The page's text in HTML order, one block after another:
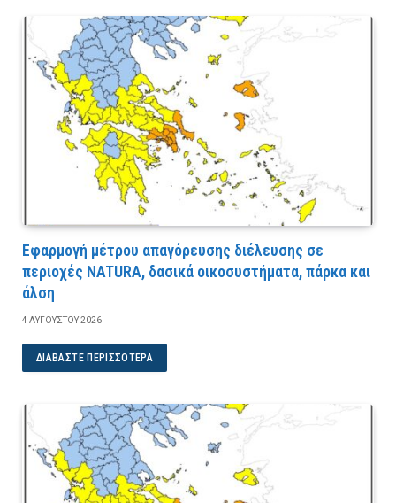
Εφαρμογή μέτρου απαγόρευσης διέλευσης σε
περιοχές NATURA, δασικά οικοσυστήματα, πάρκα και
άλση
4 ΑΥΓΟΎΣΤΟΥ 2026
ΔΙΑΒΆΣΤΕ ΠΕΡΙΣΣΌΤΕΡΑ